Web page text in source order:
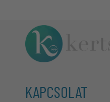
KAPCSOLAT